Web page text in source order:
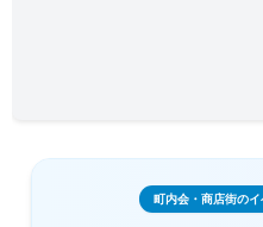
町内会・商店街の